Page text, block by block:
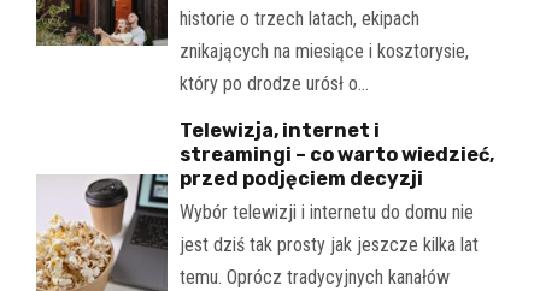
historie o trzech latach, ekipach
znikających na miesiące i kosztorysie,
który po drodze urósł o…
Telewizja, internet i
streamingi – co warto wiedzieć,
przed podjęciem decyzji
Wybór telewizji i internetu do domu nie
jest dziś tak prosty jak jeszcze kilka lat
temu. Oprócz tradycyjnych kanałów